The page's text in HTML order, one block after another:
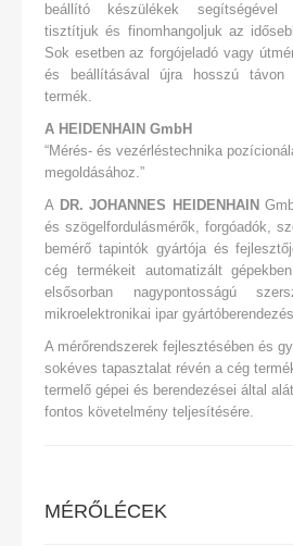
beállító készülékek segítségével
tisztítjuk és finomhangoljuk az
Sok esetben az forgójeladó vagy
és beállításával újra hosszú távon
termék.
A HEIDENHAIN GmbH
“Mérés- és vezérléstechnika
megoldásához.”
A DR. JOHANNES HEIDENHAIN
és szögelfordulásmérők, forgóadók,
bemérő tapintók gyártója és
cég termékeit automatizált
elsősorban nagypontosságú
mikroelektronikai ipar
A mérőrendszerek fejlesztésében és
sokéves tapasztalat révén a cég
termelő gépei és berendezései által
fontos követelmény teljesítésére.
MÉRŐLÉCEK